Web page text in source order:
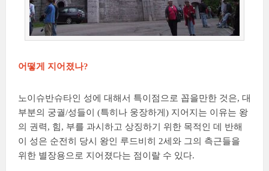
어떻게 지어졌나?
노이슈반슈타인 성에 대해서 특이점으로 꼽을만한 것은, 대
부분의 궁궐/성들이 (특히나 웅장하게) 지어지는 이유는 왕
의 권력, 힘, 부를 과시하고 상징하기 위한 목적인 데 반해
이 성은 순전히 당시 왕인 루드비히 2세와 그의 측근들을
위한 별장용으로 지어졌다는 점이랄 수 있다.